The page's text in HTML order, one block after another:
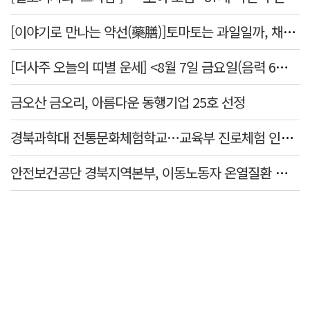
[이야기로 만나는 약선(藥膳)]토마토는 과일일까, 채소일까
[더사주 오늘의 띠별 운세] <8월 7일 금요일(음력 6월25일)>
금오산 금오리, 아름다운 동행기업 25호 선정
경북과학대 전통문화체험학교…교육부 진로체험 인증기관 선정
안전보건공단 경북지역본부, 이동노동자 온열질환 예방 캠페인